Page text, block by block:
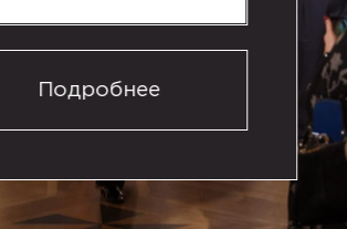
Подробнее